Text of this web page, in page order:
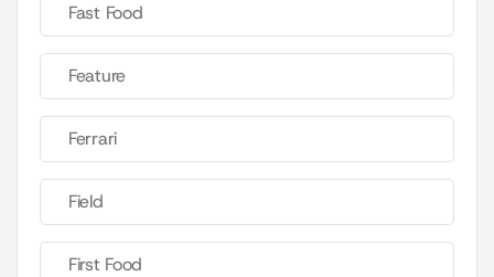
Fast Food
Feature
Ferrari
Field
First Food